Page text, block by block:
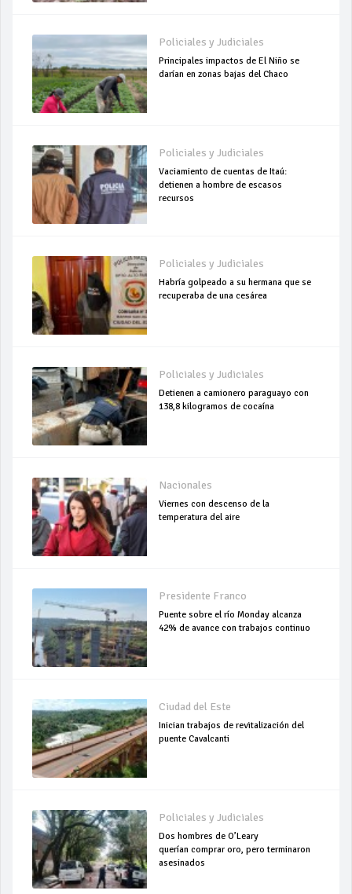
Policiales y Judiciales
Principales impactos de El Niño se
darían en zonas bajas del Chaco
Policiales y Judiciales
Vaciamiento de cuentas de Itaú:
detienen a hombre de escasos
recursos
Policiales y Judiciales
Habría golpeado a su hermana que se
recuperaba de una cesárea
Policiales y Judiciales
Detienen a camionero paraguayo con
138,8 kilogramos de cocaína
Nacionales
Viernes con descenso de la
temperatura del aire
Presidente Franco
Puente sobre el río Monday alcanza
42% de avance con trabajos continuo
Ciudad del Este
Inician trabajos de revitalización del
puente Cavalcanti
Policiales y Judiciales
Dos hombres de O’Leary
querían comprar oro, pero terminaron
asesinados